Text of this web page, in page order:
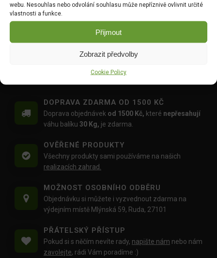
webu. Nesouhlas nebo odvolání souhlasu může nepříznivě ovlivnit určité
vlastnosti a funkce.
Přijmout
Zobrazit předvolby
Cookie Policy
krmivo pro koi kapry
Spirulina 6 mm kbelík 2 l
DO KOŠÍKU
DOPRAVA ZDARMA OD 1500 KČ
Doprava objednávek od 1500 Kč, které nepřesahují
váhu balíku 30 Kg, je zdarma.
OVĚŘENÉ PRODUKTY
Všechny produkty sami používáme na našich
realizacích zahrad.
MOŽNOST OSOBNÍHO ODBĚRU
Objednávku si můžete i vyzvednout zdarma na
výdejním místě Mlýnská 59, Ruda, 27101
PŘÁTELSKÝ PŘÍSTUP
Pokud si s něčím nevíte rady, napište nám nebo nám
zavolejte, rádi Vám poradíme :)